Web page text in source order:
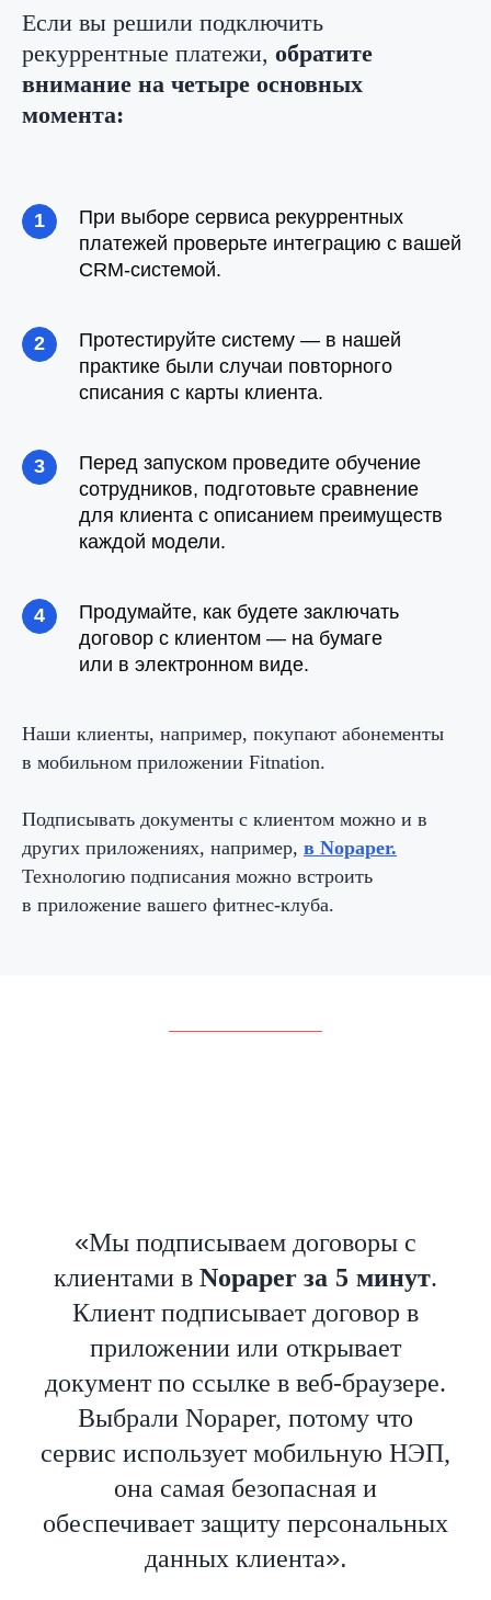
Если вы решили подключить
рекуррентные платежи, обратите
внимание на четыре основных
момента:
При выборе сервиса рекуррентных
платежей проверьте интеграцию с вашей
CRM-системой.
Протестируйте систему — в нашей
практике были случаи повторного
списания с карты клиента.
Перед запуском проведите обучение
сотрудников, подготовьте сравнение
для клиента с описанием преимуществ
каждой модели.
Продумайте, как будете заключать
договор с клиентом — на бумаге
или в электронном виде.
Наши клиенты, например, покупают абонементы
в мобильном приложении Fitnation.
Подписывать документы с клиентом можно и в
других приложениях, например, в Nopaper.
Технологию подписания можно встроить
в приложение вашего фитнес-клуба.
«Мы подписываем договоры с
клиентами в Nopaper за 5 минут.
Клиент подписывает договор в
приложении или открывает
документ по ссылке в веб-браузере.
Выбрали Nopaper, потому что
сервис использует мобильную НЭП,
она самая безопасная и
обеспечивает защиту персональных
данных клиента».
Согласие на обработку персональных данных
Правовая информация
SLA технической поддержки
браузеров и ОС